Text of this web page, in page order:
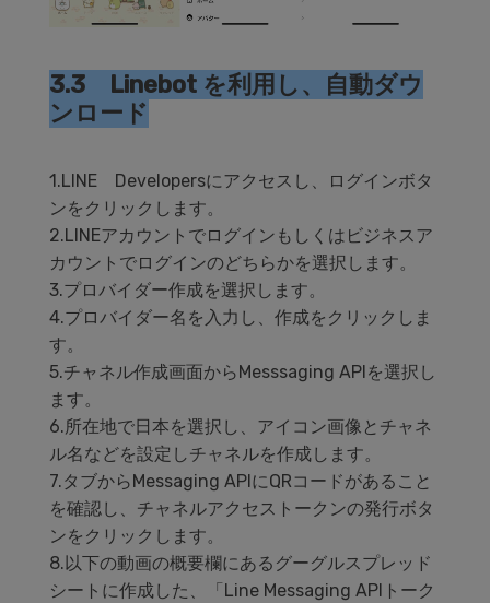
3.3 Linebot を利用し、自動ダウ
ンロード
1.LINE Developersにアクセスし、ログインボタ
ンをクリックします。
2.LINEアカウントでログインもしくはビジネスア
カウントでログインのどちらかを選択します。
3.プロバイダー作成を選択します。
4.プロバイダー名を入力し、作成をクリックしま
す。
5.チャネル作成画面からMesssaging APIを選択し
ます。
6.所在地で日本を選択し、アイコン画像とチャネ
ル名などを設定しチャネルを作成します。
7.タブからMessaging APIにQRコードがあること
を確認し、チャネルアクセストークンの発行ボタ
ンをクリックします。
8.以下の動画の概要欄にあるグーグルスプレッド
シートに作成した、「Line Messaging APIトーク